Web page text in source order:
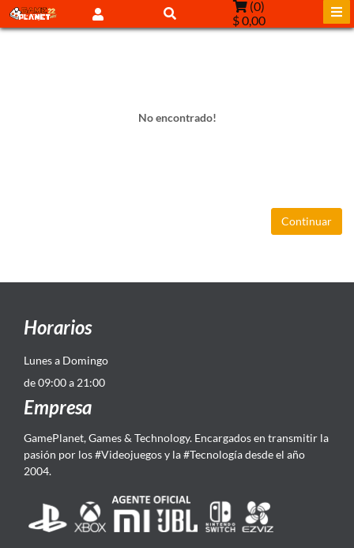
(0)
$ 0,00
No encontrado!
Continuar
Horarios
Lunes a Domingo
de 09:00 a 21:00
Empresa
GamePlanet, Games & Technology. Encargados en transmitir la
pasión por los #Videojuegos y la #Tecnología desde el año
2004.